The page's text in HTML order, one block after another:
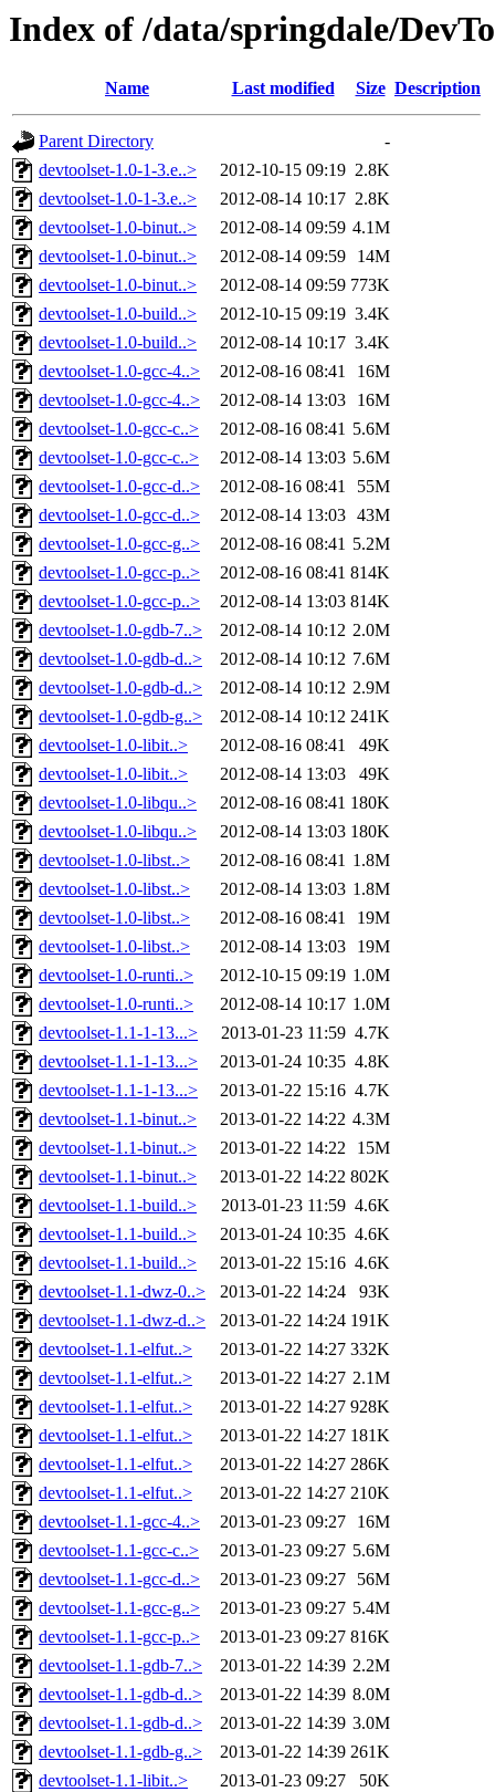
Index of /data/springdale/
Name Last modified Size Description
Parent Directory
-
devtoolset-1.0-1-3.e..>
2012-10-15 09:19 2.8K
devtoolset-1.0-1-3.e..>
2012-08-14 10:17 2.8K
devtoolset-1.0-binut..>
2012-08-14 09:59 4.1M
devtoolset-1.0-binut..>
2012-08-14 09:59
14M
devtoolset-1.0-binut..>
2012-08-14 09:59 773K
devtoolset-1.0-build..>
2012-10-15 09:19 3.4K
devtoolset-1.0-build..>
2012-08-14 10:17 3.4K
devtoolset-1.0-gcc-4..>
2012-08-16 08:41
16M
devtoolset-1.0-gcc-4..>
2012-08-14 13:03
16M
devtoolset-1.0-gcc-c..>
2012-08-16 08:41 5.6M
devtoolset-1.0-gcc-c..>
2012-08-14 13:03 5.6M
devtoolset-1.0-gcc-d..>
2012-08-16 08:41
55M
devtoolset-1.0-gcc-d..>
2012-08-14 13:03 43M
devtoolset-1.0-gcc-g..>
2012-08-16 08:41 5.2M
devtoolset-1.0-gcc-p..>
2012-08-16 08:41 814K
devtoolset-1.0-gcc-p..>
2012-08-14 13:03 814K
devtoolset-1.0-gdb-7..>
2012-08-14 10:12 2.0M
devtoolset-1.0-gdb-d..>
2012-08-14 10:12 7.6M
devtoolset-1.0-gdb-d..>
2012-08-14 10:12 2.9M
devtoolset-1.0-gdb-g..>
2012-08-14 10:12 241K
devtoolset-1.0-libit..>
2012-08-16 08:41
49K
devtoolset-1.0-libit..>
2012-08-14 13:03
49K
devtoolset-1.0-libqu..>
2012-08-16 08:41 180K
devtoolset-1.0-libqu..>
2012-08-14 13:03 180K
devtoolset-1.0-libst..>
2012-08-16 08:41 1.8M
devtoolset-1.0-libst..>
2012-08-14 13:03 1.8M
devtoolset-1.0-libst..>
2012-08-16 08:41
19M
devtoolset-1.0-libst..>
2012-08-14 13:03
19M
devtoolset-1.0-runti..>
2012-10-15 09:19 1.0M
devtoolset-1.0-runti..>
2012-08-14 10:17 1.0M
devtoolset-1.1-1-13...>
2013-01-23 11:59 4.7K
devtoolset-1.1-1-13...>
2013-01-24 10:35 4.8K
devtoolset-1.1-1-13...>
2013-01-22 15:16 4.7K
devtoolset-1.1-binut..>
2013-01-22 14:22 4.3M
devtoolset-1.1-binut..>
2013-01-22 14:22
15M
devtoolset-1.1-binut..>
2013-01-22 14:22 802K
devtoolset-1.1-build..>
2013-01-23 11:59 4.6K
devtoolset-1.1-build..>
2013-01-24 10:35 4.6K
devtoolset-1.1-build..>
2013-01-22 15:16 4.6K
devtoolset-1.1-dwz-0..>
2013-01-22 14:24
93K
devtoolset-1.1-dwz-d..>
2013-01-22 14:24 191K
devtoolset-1.1-elfut..>
2013-01-22 14:27 332K
devtoolset-1.1-elfut..>
2013-01-22 14:27 2.1M
devtoolset-1.1-elfut..>
2013-01-22 14:27 928K
devtoolset-1.1-elfut..>
2013-01-22 14:27 181K
devtoolset-1.1-elfut..>
2013-01-22 14:27 286K
devtoolset-1.1-elfut..>
2013-01-22 14:27 210K
devtoolset-1.1-gcc-4..>
2013-01-23 09:27
16M
devtoolset-1.1-gcc-c..>
2013-01-23 09:27 5.6M
devtoolset-1.1-gcc-d..>
2013-01-23 09:27
56M
devtoolset-1.1-gcc-g..>
2013-01-23 09:27 5.4M
devtoolset-1.1-gcc-p..>
2013-01-23 09:27 816K
devtoolset-1.1-gdb-7..>
2013-01-22 14:39 2.2M
devtoolset-1.1-gdb-d..>
2013-01-22 14:39 8.0M
devtoolset-1.1-gdb-d..>
2013-01-22 14:39 3.0M
devtoolset-1.1-gdb-g..>
2013-01-22 14:39 261K
devtoolset-1.1-libit..>
2013-01-23 09:27
50K